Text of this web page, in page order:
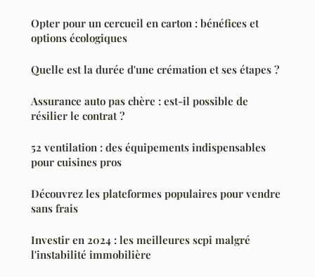
Opter pour un cercueil en carton : bénéfices et
options écologiques
Quelle est la durée d'une crémation et ses étapes ?
Assurance auto pas chère : est-il possible de
résilier le contrat ?
52 ventilation : des équipements indispensables
pour cuisines pros
Découvrez les plateformes populaires pour vendre
sans frais
Investir en 2024 : les meilleures scpi malgré
l'instabilité immobilière